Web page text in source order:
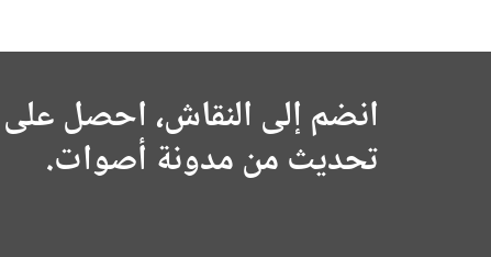
انضم إلى النقاش، احصل
تحديث من مدونة أصوات.